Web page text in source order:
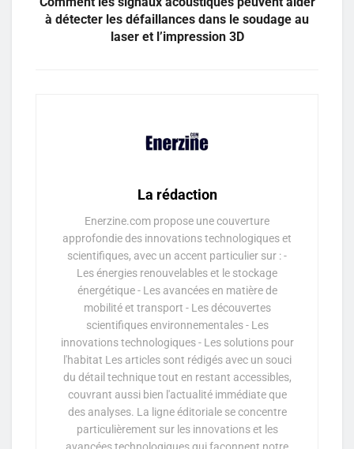
à détecter les défaillances dans le soudage au
laser et l’impression 3D
La rédaction
Enerzine.com propose une couverture
approfondie des innovations technologiques et
scientifiques, avec un accent particulier sur : -
Les énergies renouvelables et le stockage
énergétique - Les avancées en matière de
mobilité et transport - Les découvertes
scientifiques environnementales - Les
innovations technologiques - Les solutions pour
l'habitat Les articles sont rédigés avec un souci
du détail technique tout en restant accessibles,
couvrant aussi bien l'actualité immédiate que
des analyses. La ligne éditoriale se concentre
particulièrement sur les innovations et les